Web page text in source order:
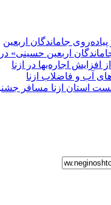
جاماندگان اربعین
اربعین حسینی»
افزایش اجاره‌بها در ازنا
آب و فاضلاب ازنا
استان ازنا مسافر